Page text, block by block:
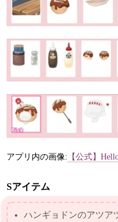
アプリ内の画像: 【公式】
Sアイテム
ハンギョドンのアツア